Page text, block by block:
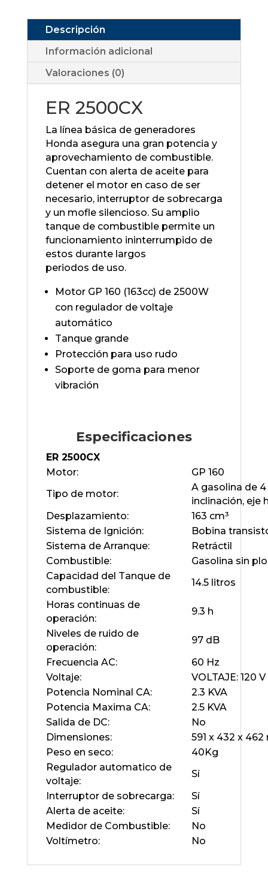
Descripción
Información adicional
Valoraciones (0)
ER 2500CX
La línea básica de generadores
Honda asegura una gran potencia y
aprovechamiento de combustible.
Cuentan con alerta de aceite para
detener el motor en caso de ser
necesario, interruptor de sobrecarga
y un mofle silencioso. Su amplio
tanque de combustible permite un
funcionamiento ininterrumpido de
estos durante largos
periodos de uso.
Motor GP 160 (163cc) de 2500W
con regulador de voltaje
automático
Tanque grande
Protección para uso rudo
Soporte de goma para menor
vibración
Especificaciones
ER 2500CX
Motor:
GP 160
Tipo de motor:
A gasolina de
inclinación, eje
Desplazamiento:
163 cm³
Sistema de Ignición:
Bobina
Sistema de Arranque:
Retráctil
Combustible:
Gasolina sin
Capacidad del Tanque de
combustible:
14.5 litros
Horas continuas de
operación:
9.3 h
Niveles de ruido de
operación:
97 dB
Frecuencia AC:
60 Hz
Voltaje:
VOLTAJE: 120 V
Potencia Nominal CA:
2.3 KVA
Potencia Maxima CA:
2.5 KVA
Salida de DC:
No
Dimensiones:
591 x 432 x
Peso en seco:
40Kg
Regulador automatico de
voltaje:
Sí
Interruptor de sobrecarga:
Sí
Alerta de aceite:
Sí
Medidor de Combustible:
No
Voltímetro:
No